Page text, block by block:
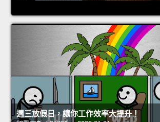
週三放假日，讓你工作效率大提升！